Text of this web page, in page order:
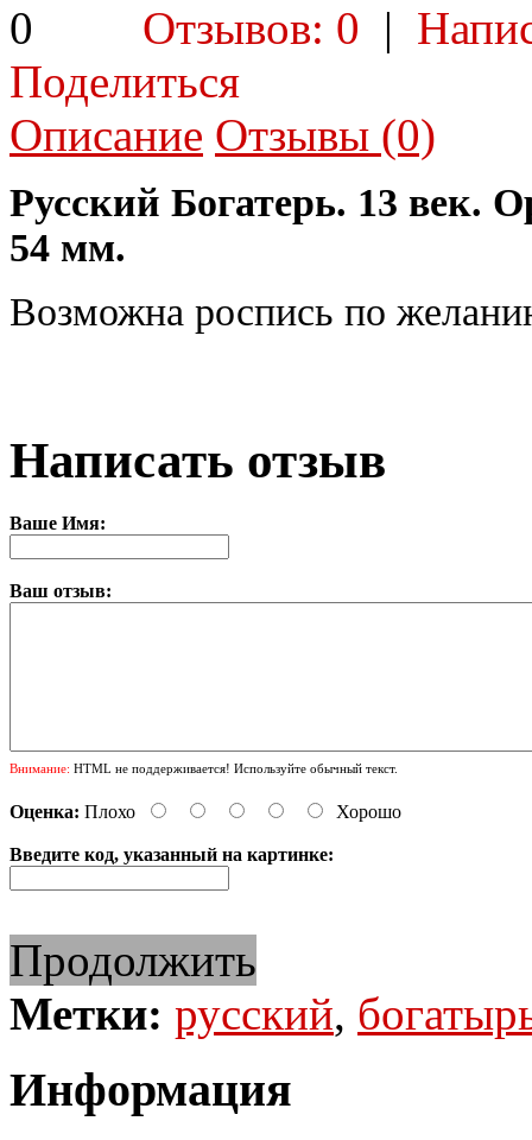
Отзывов: 0 |
Поделиться
Описание Отзывы (0)
Русский Богатерь. 13 век.
54 мм.
Возможна роспись по
Написать отзыв
Ваше Имя:
Ваш отзыв:
Внимание: HTML не поддерживается! Используйте обычный текст.
Оценка: Плохо Хорошо
Введите код, указанный на картинке:
Продолжить
Метки: русский,
Информация